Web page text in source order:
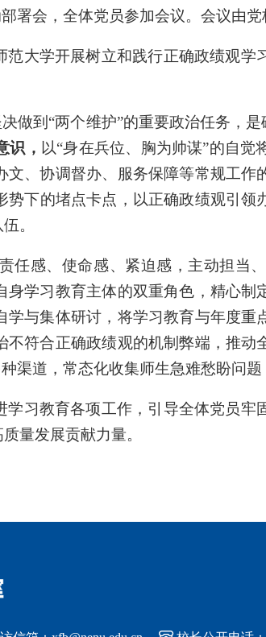
署会 ， 全体党员参加会议。 会议由党
范大学开展树立和践行正确政绩观学
决做到“两个维护”的重要政治任务，
识， 以“身在兵位、胸为帅谋”的自
文、协调督办、 服务保障等常规工作
势下的堵点卡点 ，以正确政绩观引领
。
任感、使命感、紧迫感，主动担当
学习教育主体的双重角色，精心
与集体研讨，将学习教育与年度重
不符合正确政绩观的机制弊端，推动
渠道，常态化收集师生急难愁盼问题
习教育各项工作，引导全体党员
质量发展贡献力量。